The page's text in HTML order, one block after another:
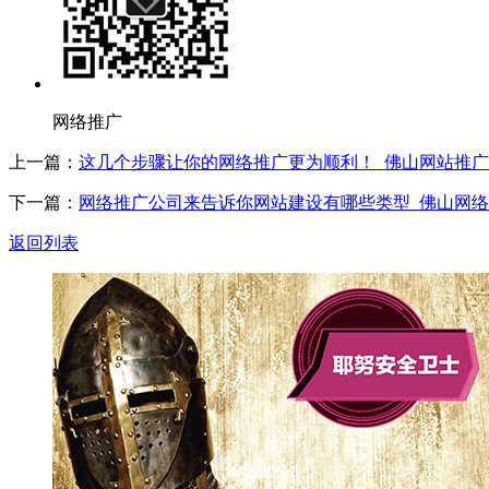
网络推广
上一篇： 这几个步骤让你的网络推广更为顺利！_佛山网站推
下一篇： 网络推广公司来告诉你网站建设有哪些类型_佛山网
返回列表